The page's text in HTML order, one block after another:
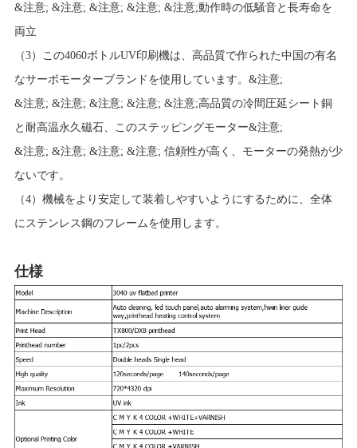
&注意; &注意; &注意; &注意; &注意;動作時の低騒音と長寿命を
両立
（3）この4060ボトルUV印刷機は、高品質で作られた中国の有名
なサーボモーターブランドを使用しています。&注意;
&注意; &注意; &注意; &注意; &注意;高品質の冷間圧延シート銅
と耐高温永久磁石、このステッピングモーター&注意;
&注意; &注意; &注意; &注意; 信頼性が高く、モーターの発熱が少
ないです。
（4）機械をより安定して装着しやすいようにするために、全体
にステンレス鋼のフレームを使用します。
仕様